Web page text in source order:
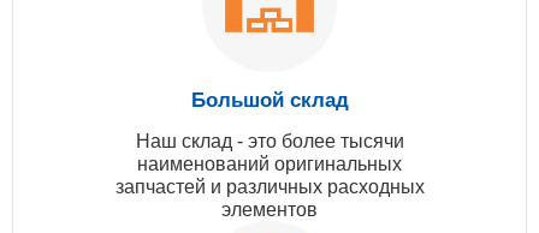
Большой склад
Наш склад - это более тысячи
наименований оригинальных
запчастей и различных расходных
элементов